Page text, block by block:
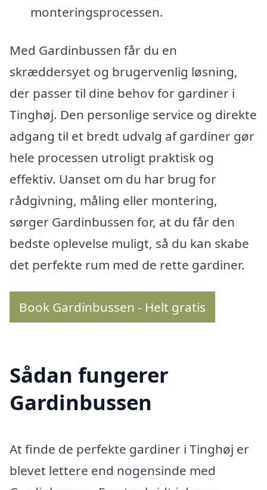
monteringsprocessen.
Med Gardinbussen får du en
skræddersyet og brugervenlig løsning,
der passer til dine behov for gardiner i
Tinghøj. Den personlige service og direkte
adgang til et bredt udvalg af gardiner gør
hele processen utroligt praktisk og
effektiv. Uanset om du har brug for
rådgivning, måling eller montering,
sørger Gardinbussen for, at du får den
bedste oplevelse muligt, så du kan skabe
det perfekte rum med de rette gardiner.
Book Gardinbussen - Helt gratis
Sådan fungerer
Gardinbussen
At finde de perfekte gardiner i Tinghøj er
blevet lettere end nogensinde med